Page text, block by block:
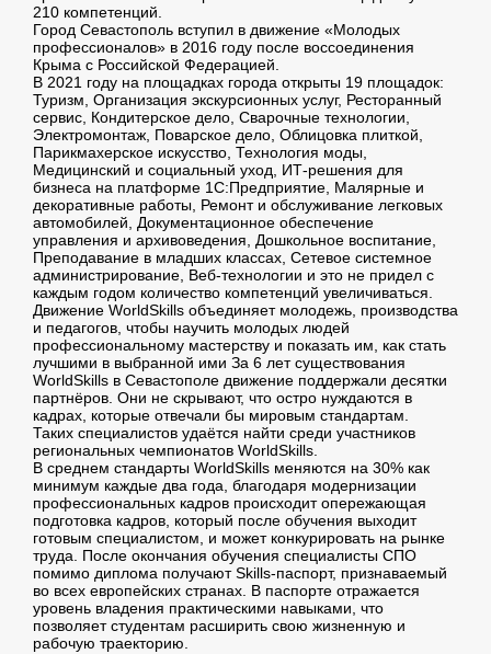
210 компетенций.
Город Севастополь вступил в движение «Молодых
профессионалов» в 2016 году после воссоединения
Крыма с Российской Федерацией.
В 2021 году на площадках города открыты 19 площадок:
Туризм, Организация экскурсионных услуг, Ресторанный
сервис, Кондитерское дело, Сварочные технологии,
Электромонтаж, Поварское дело, Облицовка плиткой,
Парикмахерское искусство, Технология моды,
Медицинский и социальный уход, ИТ-решения для
бизнеса на платформе 1С:Предприятие, Малярные и
декоративные работы, Ремонт и обслуживание легковых
автомобилей, Документационное обеспечение
управления и архивоведения, Дошкольное воспитание,
Преподавание в младших классах, Сетевое системное
администрирование, Веб-технологии и это не придел с
каждым годом количество компетенций увеличиваться.
Движение WorldSkills объединяет молодежь, производства
и педагогов, чтобы научить молодых людей
профессиональному мастерству и показать им, как стать
лучшими в выбранной ими За 6 лет существования
WorldSkills в Севастополе движение поддержали десятки
партнёров. Они не скрывают, что остро нуждаются в
кадрах, которые отвечали бы мировым стандартам.
Таких специалистов удаётся найти среди участников
региональных чемпионатов WorldSkills.
В среднем стандарты WorldSkills меняются на 30% как
минимум каждые два года, благодаря модернизации
профессиональных кадров происходит опережающая
подготовка кадров, который после обучения выходит
готовым специалистом, и может конкурировать на рынке
труда. После окончания обучения специалисты СПО
помимо диплома получают Skills-паспорт, признаваемый
во всех европейских странах. В паспорте отражается
уровень владения практическими навыками, что
позволяет студентам расширить свою жизненную и
рабочую траекторию.